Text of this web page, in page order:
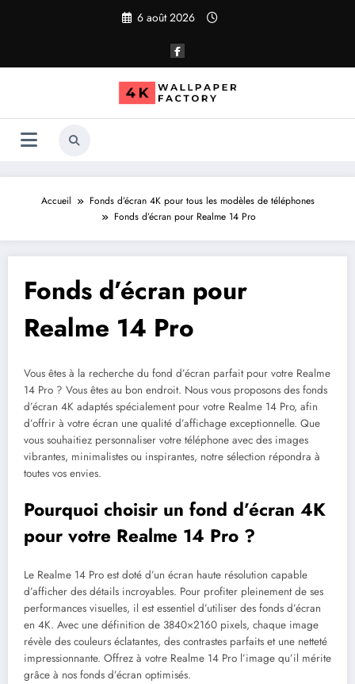
6 août 2026
Accueil
Fonds d’écran 4K pour tous les modèles de téléphones
Fonds d’écran pour Realme 14 Pro
Fonds d’écran pour
Realme 14 Pro
Vous êtes à la recherche du fond d’écran parfait pour votre Realme
14 Pro ? Vous êtes au bon endroit. Nous vous proposons des fonds
d’écran 4K adaptés spécialement pour votre Realme 14 Pro, afin
d’offrir à votre écran une qualité d’affichage exceptionnelle. Que
vous souhaitiez personnaliser votre téléphone avec des images
vibrantes, minimalistes ou inspirantes, notre sélection répondra à
toutes vos envies.
Pourquoi choisir un fond d’écran 4K
pour votre Realme 14 Pro ?
Le Realme 14 Pro est doté d’un écran haute résolution capable
d’afficher des détails incroyables. Pour profiter pleinement de ses
performances visuelles, il est essentiel d’utiliser des fonds d’écran
en 4K. Avec une définition de 3840×2160 pixels, chaque image
révèle des couleurs éclatantes, des contrastes parfaits et une netteté
impressionnante. Offrez à votre Realme 14 Pro l’image qu’il mérite
grâce à nos fonds d’écran optimisés.